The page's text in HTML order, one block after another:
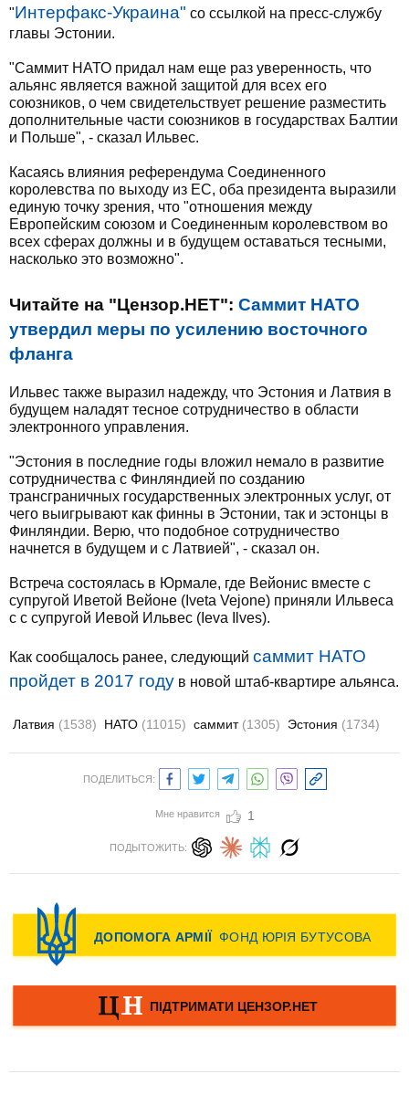
"Интерфакс-Украина" со ссылкой на пресс-службу
главы Эстонии.
"Саммит НАТО придал нам еще раз уверенность, что
альянс является важной защитой для всех его
союзников, о чем свидетельствует решение разместить
дополнительные части союзников в государствах Балтии
и Польше", - сказал Ильвес.
Касаясь влияния референдума Соединенного
королевства по выходу из ЕС, оба президента выразили
единую точку зрения, что "отношения между
Европейским союзом и Соединенным королевством во
всех сферах должны и в будущем оставаться тесными,
насколько это возможно".
Читайте на "Цензор.НЕТ": Саммит НАТО
утвердил меры по усилению восточного
фланга
Ильвес также выразил надежду, что Эстония и Латвия в
будущем наладят тесное сотрудничество в области
электронного управления.
"Эстония в последние годы вложил немало в развитие
сотрудничества с Финляндией по созданию
трансграничных государственных электронных услуг, от
чего выигрывают как финны в Эстонии, так и эстонцы в
Финляндии. Верю, что подобное сотрудничество
начнется в будущем и с Латвией", - сказал он.
Встреча состоялась в Юрмале, где Вейонис вместе с
супругой Иветой Вейоне (Iveta Vejone) приняли Ильвеса
с с супругой Иевой Ильвес (Ieva Ilves).
Как сообщалось ранее, следующий саммит НАТО
пройдет в 2017 году в новой штаб-квартире альянса.
Латвия (1538) НАТО (11015) саммит (1305) Эстония (1734)
ПОДЕЛИТЬСЯ:
Мне нравится 1
ПОДЫТОЖИТЬ: